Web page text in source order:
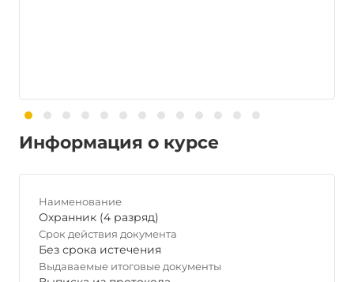
Информация о курсе
Наименование
Охранник (4 разряд)
Срок действия документа
Без срока истечения
Выдаваемые итоговые документы